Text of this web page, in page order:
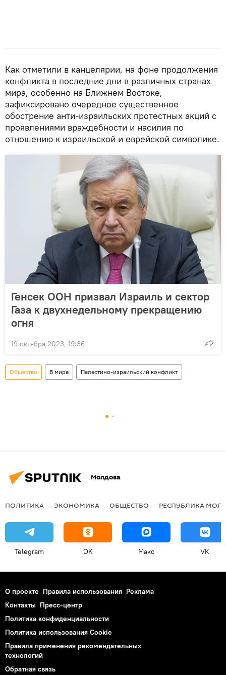
Как отметили в канцелярии, на фоне продолжения
конфликта в последние дни в различных странах
мира, особенно на Ближнем Востоке,
зафиксировано очередное существенное
обострение анти-израильских протестных акций c
проявлениями враждебности и насилия по
отношению к израильской и еврейской символике.
Генсек ООН призвал Израиль и сектор
Газа к двухнедельному прекращению
огня
19 октября 2023, 19:36
Общество В мире Палестино-израильский конфликт
Молдова
ПОЛИТИКА ЭКОНОМИКА ОБЩЕСТВО РЕСПУБЛИКА
Telegram OK Макс VK
О проекте Правила использования Реклама
Контакты Пресс-центр
Политика конфиденциальности
Политика использования Cookie
Правила применения рекомендательных
технологий
Обратная связь